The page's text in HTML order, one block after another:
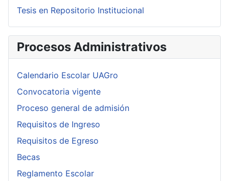
Tesis en Repositorio Institucional
Procesos Administrativos
Calendario Escolar UAGro
Convocatoria vigente
Proceso general de admisión
Requisitos de Ingreso
Requisitos de Egreso
Becas
Reglamento Escolar